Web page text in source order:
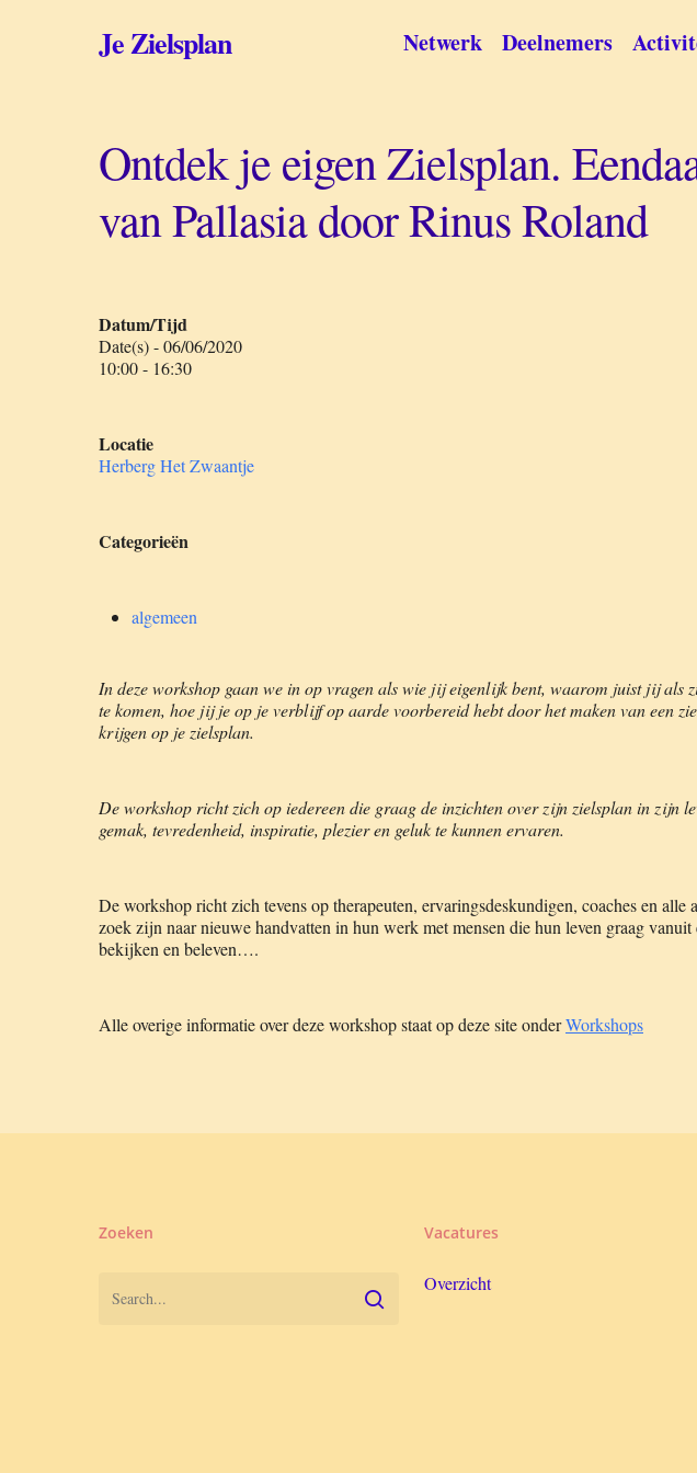
Je Zielsplan Netwerk Deelnemers
Ontdek je eigen Zielsplan.
van Pallasia door Rinus Roland
Datum/Tijd
Date(s) - 06/06/2020
10:00 - 16:30
Locatie
Herberg Het Zwaantje
Categorieën
algemeen
In deze workshop gaan we in op vragen als wie jij eigenlijk bent, waarom juist jij als
te komen, hoe jij je op je verblijf op aarde voorbereid hebt door het maken van een
krijgen op je zielsplan.
De workshop richt zich op iedereen die graag de inzichten over zijn zielsplan in zijn
gemak, tevredenheid, inspiratie, plezier en geluk te kunnen ervaren.
De workshop richt zich tevens op therapeuten, ervaringsdeskundigen, coaches en alle
zoek zijn naar nieuwe handvatten in hun werk met mensen die hun leven graag
bekijken en beleven….
Alle overige informatie over deze workshop staat op deze site onderWorkshops
Zoeken Vacatures
Overzicht